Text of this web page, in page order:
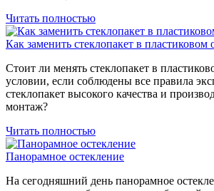
Читать полностью
Как заменить стеклопакет в пластиковом
Стоит ли менять стеклопакет в
условии, если соблюдены все правила
стеклопакет высокого качества и
монтаж?
Читать полностью
Панорамное остекление
На сегодняшний день панорамное